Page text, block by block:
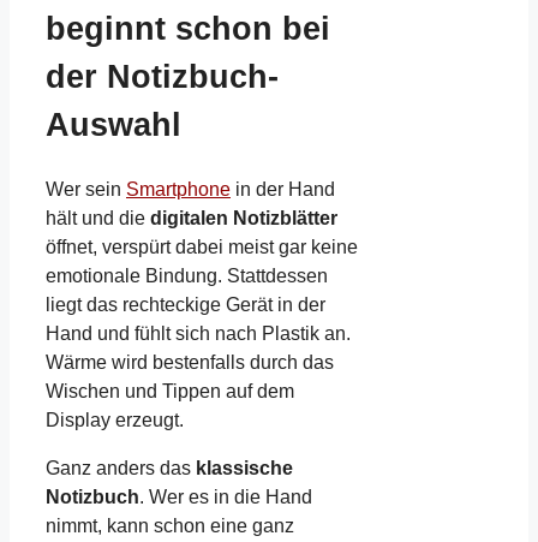
beginnt schon bei
der Notizbuch-
Auswahl
Wer sein Smartphone in der Hand
hält und die digitalen Notizblätter
öffnet, verspürt dabei meist gar keine
emotionale Bindung. Stattdessen
liegt das rechteckige Gerät in der
Hand und fühlt sich nach Plastik an.
Wärme wird bestenfalls durch das
Wischen und Tippen auf dem
Display erzeugt.
Ganz anders das klassische
Notizbuch. Wer es in die Hand
nimmt, kann schon eine ganz